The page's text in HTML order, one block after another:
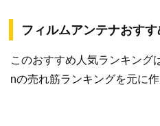
フィルムアンテナおす
このおすすめ人気ランキング
nの売れ筋ランキングを元に作